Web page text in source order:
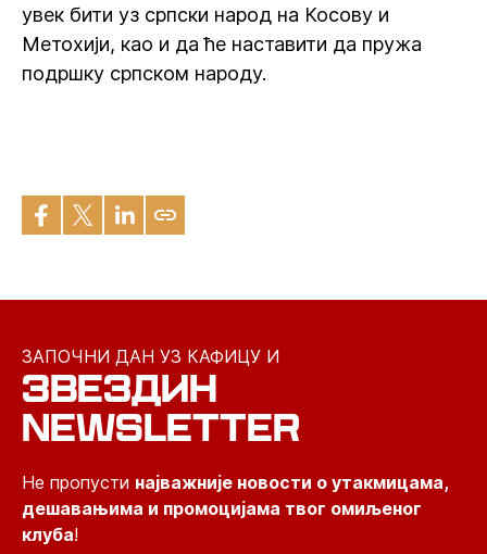
увек бити уз српски народ на Косову и
Метохији, као и да ће наставити да пружа
подршку српском народу.
ЗАПОЧНИ ДАН УЗ КАФИЦУ И
ЗВЕЗДИН
NEWSLETTER
Не пропусти најважније новости о утакмицама,
дешавањима и промоцијама твог омиљеног
клуба!